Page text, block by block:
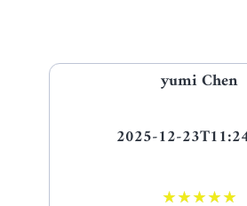
yumi Chen
2025-12-
★★★★★